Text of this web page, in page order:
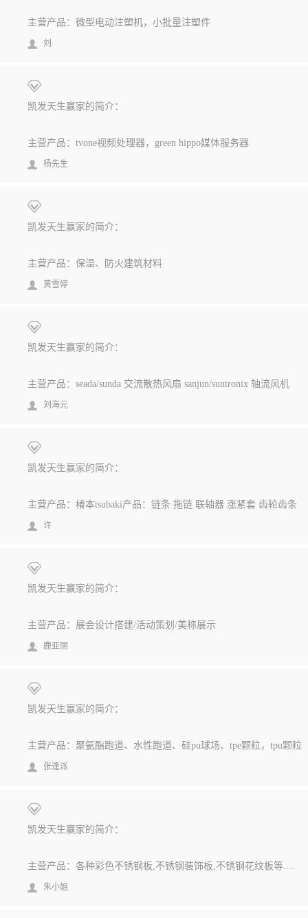
主营产品：微型电动注塑机，小批量注塑件
刘
凯发天生赢家的简介：
主营产品：tvone视频处理器，green hippo媒体服务器
杨先生
凯发天生赢家的简介：
主营产品：保温、防火建筑材料
黄雪婷
凯发天生赢家的简介：
主营产品：seada/sunda 交流散热风扇 sanjun/suntronix 轴流风机
刘海元
凯发天生赢家的简介：
主营产品：椿本tsubaki产品：链条 拖链 联轴器 涨紧套 齿轮齿条
许
凯发天生赢家的简介：
主营产品：展会设计搭建/活动策划/美称展示
鹿亚丽
凯发天生赢家的简介：
主营产品：聚氨酯跑道、水性跑道、硅pu球场、tpe颗粒，tpu颗粒
张逢派
凯发天生赢家的简介：
主营产品：各种彩色不锈钢板,不锈钢装饰板,不锈钢花纹板等....
朱小姐